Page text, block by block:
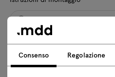
ZW592 ZW594
ZW692
ZW694
Consenso Regolazione